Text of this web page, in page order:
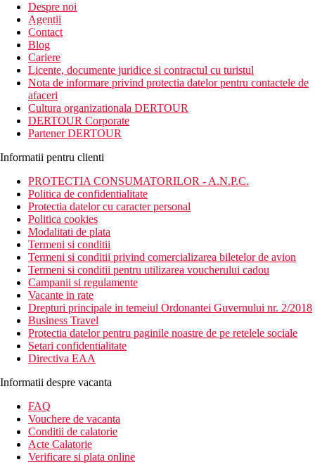
newsletter!
Despre noi
Agentii
Contact
Blog
Cariere
Licente, documente juridice si contractul cu turistul
Nota de informare privind protectia datelor pentru contactele de
afaceri
Cultura organizationala DERTOUR
DERTOUR Corporate
Partener DERTOUR
Informatii pentru clienti
PROTECTIA CONSUMATORILOR - A.N.P.C.
Politica de confidentialitate
Protectia datelor cu caracter personal
Politica cookies
Modalitati de plata
Termeni si conditii
Termeni si conditii privind comercializarea biletelor de avion
Termeni si conditii pentru utilizarea voucherului cadou
Campanii si regulamente
Vacante in rate
Drepturi principale in temeiul Ordonantei Guvernului nr. 2/2018
Business Travel
Protectia datelor pentru paginile noastre de pe retelele sociale
Setari confidentialitate
Directiva EAA
Informatii despre vacanta
FAQ
Vouchere de vacanta
Conditii de calatorie
Acte Calatorie
Verificare si plata online